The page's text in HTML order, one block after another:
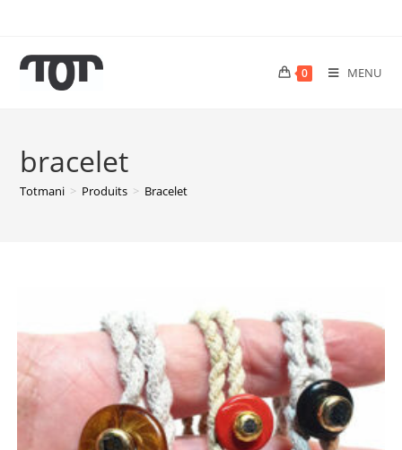
0 MENU
bracelet
Totmani > Produits > Bracelet